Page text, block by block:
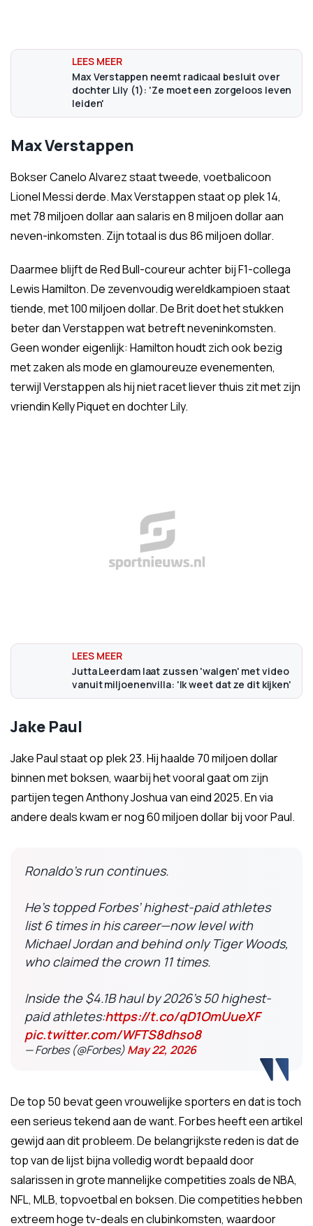
Max Verstappen neemt radicaal besluit over
dochter Lily (1): 'Ze moet een zorgeloos leven
leiden'
Max Verstappen
Bokser Canelo Alvarez staat tweede, voetbalicoon
Lionel Messi derde. Max Verstappen staat op plek 14,
met 78 miljoen dollar aan salaris en 8 miljoen dollar aan
neven-inkomsten. Zijn totaal is dus 86 miljoen dollar.
Daarmee blijft de Red Bull-coureur achter bij F1-collega
Lewis Hamilton. De zevenvoudig wereldkampioen staat
tiende, met 100 miljoen dollar. De Brit doet het stukken
beter dan Verstappen wat betreft neveninkomsten.
Geen wonder eigenlijk: Hamilton houdt zich ook bezig
met zaken als mode en glamoureuze evenementen,
terwijl Verstappen als hij niet racet liever thuis zit met zijn
vriendin Kelly Piquet en dochter Lily.
Jutta Leerdam laat zussen 'walgen' met video
vanuit miljoenenvilla: 'Ik weet dat ze dit kijken'
Jake Paul
Jake Paul staat op plek 23. Hij haalde 70 miljoen dollar
binnen met boksen, waarbij het vooral gaat om zijn
partijen tegen Anthony Joshua van eind 2025. En via
andere deals kwam er nog 60 miljoen dollar bij voor Paul.
Ronaldo’s run continues.
He’s topped Forbes’ highest-paid athletes
list 6 times in his career—now level with
Michael Jordan and behind only Tiger Woods,
who claimed the crown 11 times.
Inside the $4.1B haul by 2026’s 50 highest-
paid athletes:https://t.co/qD1OmUueXF
pic.twitter.com/WFTS8dhso8
— Forbes (@Forbes)May 22, 2026
De top 50 bevat geen vrouwelijke sporters en dat is toch
een serieus tekend aan de want. Forbes heeft een artikel
gewijd aan dit probleem. De belangrijkste reden is dat de
top van de lijst bijna volledig wordt bepaald door
salarissen in grote mannelijke competities zoals de NBA,
NFL, MLB, topvoetbal en boksen. Die competities hebben
extreem hoge tv-deals en clubinkomsten, waardoor